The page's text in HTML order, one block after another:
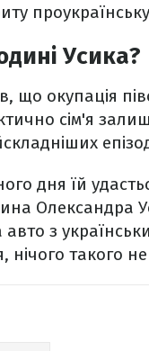
Усика?
що окупація
сім'я
дня їй
Олександра
з
нічого такого